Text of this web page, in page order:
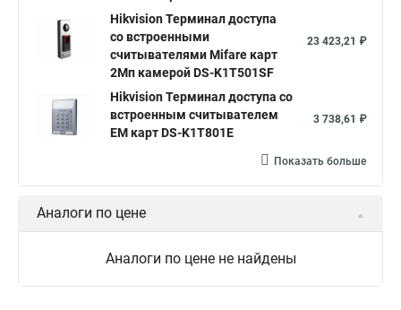
Hikvision Терминал доступа
со встроенными
считывателями Mifare карт
2Мп камерой DS-K1T501SF
23 423,21 ₽
Hikvision Терминал доступа со
встроенным считывателем
EM карт DS-K1T801E
3 738,61 ₽
Показать больше
Аналоги по цене
Аналоги по цене не найдены